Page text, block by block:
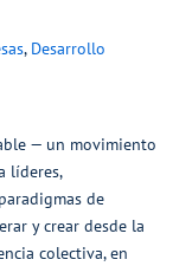
, Desarrollo
— un movimiento
líderes,
de
y crear desde la
colectiva, en